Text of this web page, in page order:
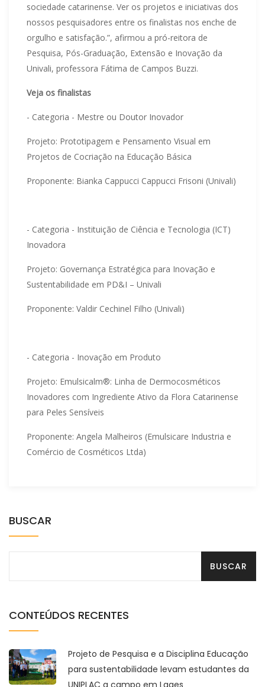
sociedade catarinense. Ver os projetos e iniciativas dos
nossos pesquisadores entre os finalistas nos enche de
orgulho e satisfação.”, afirmou a pró-reitora de
Pesquisa, Pós-Graduação, Extensão e Inovação da
Univali, professora Fátima de Campos Buzzi.
Veja os finalistas
- Categoria - Mestre ou Doutor Inovador
Projeto: Prototipagem e Pensamento Visual em
Projetos de Cocriação na Educação Básica
Proponente: Bianka Cappucci Cappucci Frisoni (Univali)
- Categoria - Instituição de Ciência e Tecnologia (ICT)
Inovadora
Projeto: Governança Estratégica para Inovação e
Sustentabilidade em PD&I – Univali
Proponente: Valdir Cechinel Filho (Univali)
- Categoria - Inovação em Produto
Projeto: Emulsicalm®: Linha de Dermocosméticos
Inovadores com Ingrediente Ativo da Flora Catarinense
para Peles Sensíveis
Proponente: Angela Malheiros (Emulsicare Industria e
Comércio de Cosméticos Ltda)
BUSCAR
CONTEÚDOS RECENTES
Projeto de Pesquisa e a Disciplina Educação
para sustentabilidade levam estudantes da
UNIPLAC a campo em Lages